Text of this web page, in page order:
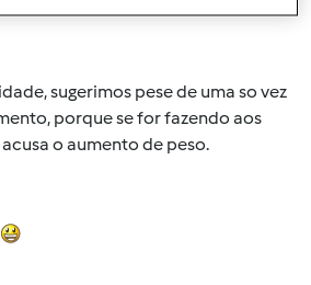
sugerimos pese de uma so vez
porque se for fazendo aos
o aumento de peso.